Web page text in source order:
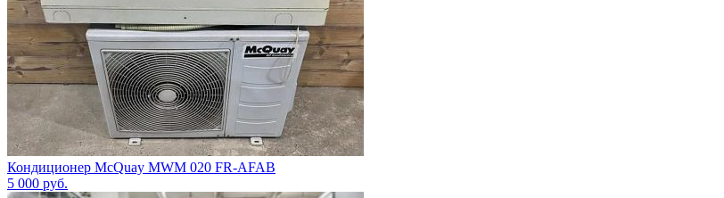
Кондиционер McQuay MWM 020 FR-AFAB
5 000 руб.